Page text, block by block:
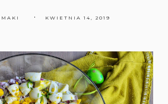
KWIETNIA 14, 2019